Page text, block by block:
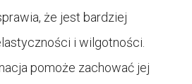
że jest bardziej
i wilgotności.
pomoże zachować jej